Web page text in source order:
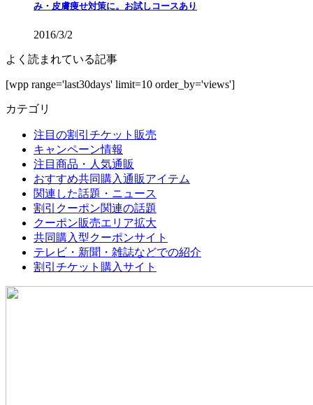
み・皮膚痩せ対策に。お試しコースあり
2016/3/2
よく読まれている記事
[wpp range='last30days' limit=10 order_by='views']
カテゴリ
注目の割引チケット販売
キャンペーン情報
注目商品・人気通販
おすすめ共同購入通販アイテム
関連した話題・ニュース
割引クーポン関連の話題
クーポン販売エリア拡大
共同購入型クーポンサイト
テレビ・新聞・雑誌などでの紹介
割引チケット購入サイト